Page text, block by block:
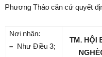
Phương Thảo căn cứ quyết
Nơi nhận:
– Như Điều 3;
TM. HỘI